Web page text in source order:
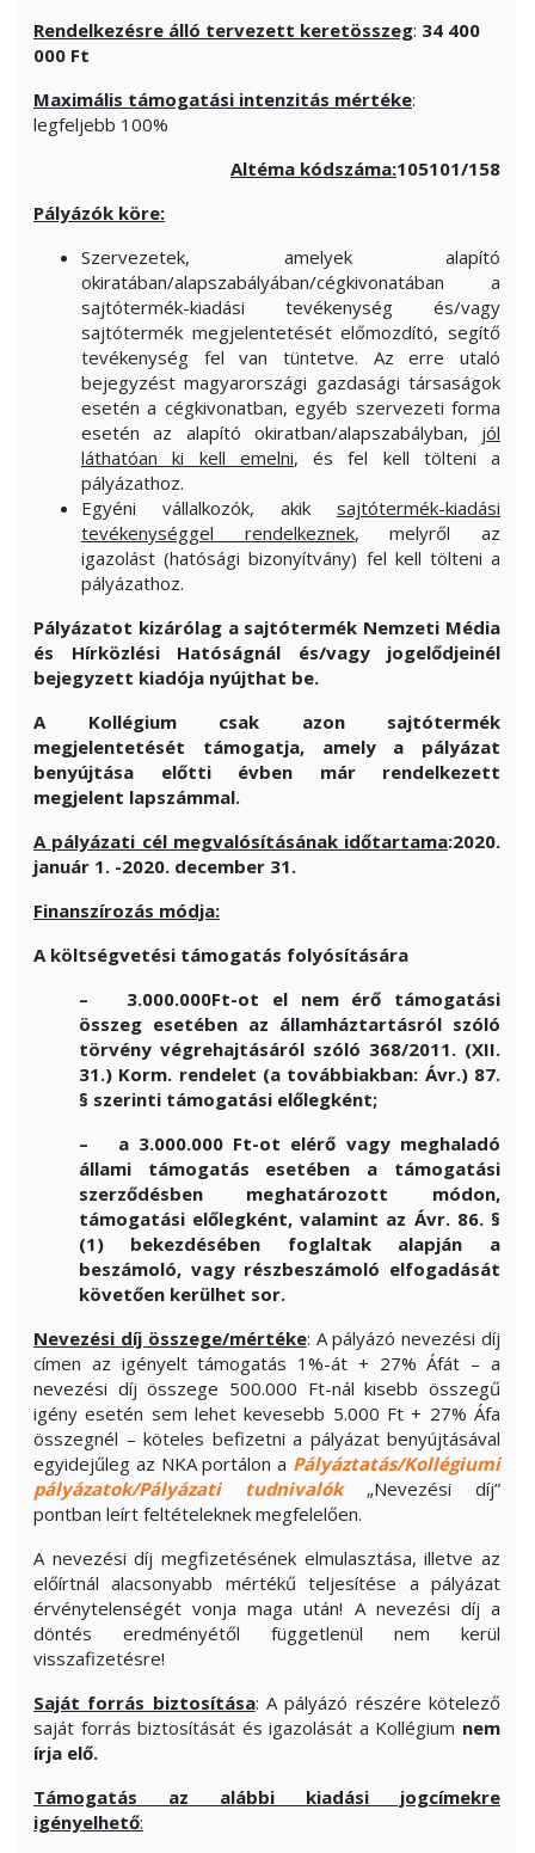
Rendelkezésre álló tervezett keretösszeg: 34 400
000 Ft
Maximális támogatási intenzitás mértéke:
legfeljebb 100%
Altéma kódszáma:105101/158
Pályázók köre:
Szervezetek, amelyek alapító
okiratában/alapszabályában/cégkivonatában a
sajtótermék-kiadási tevékenység és/vagy
sajtótermék megjelentetését előmozdító, segítő
tevékenység fel van tüntetve. Az erre utaló
bejegyzést magyarországi gazdasági társaságok
esetén a cégkivonatban, egyéb szervezeti forma
esetén az alapító okiratban/alapszabályban, jól
láthatóan ki kell emelni, és fel kell tölteni a
pályázathoz.
Egyéni vállalkozók, akik sajtótermék-kiadási
tevékenységgel rendelkeznek, melyről az
igazolást (hatósági bizonyítvány) fel kell tölteni a
pályázathoz.
Pályázatot kizárólag a sajtótermék Nemzeti Média
és Hírközlési Hatóságnál és/vagy jogelődjeinél
bejegyzett kiadója nyújthat be.
A Kollégium csak azon sajtótermék
megjelentetését támogatja, amely a pályázat
benyújtása előtti évben már rendelkezett
megjelent lapszámmal.
A pályázati cél megvalósításának időtartama:2020.
január 1. -2020. december 31.
Finanszírozás módja:
A költségvetési támogatás folyósítására
– 3.000.000Ft-ot el nem érő támogatási
összeg esetében az államháztartásról szóló
törvény végrehajtásáról szóló 368/2011. (XII.
31.) Korm. rendelet (a továbbiakban: Ávr.) 87.
§ szerinti támogatási előlegként;
– a 3.000.000 Ft-ot elérő vagy meghaladó
állami támogatás esetében a támogatási
szerződésben meghatározott módon,
támogatási előlegként, valamint az Ávr. 86. §
(1) bekezdésében foglaltak alapján a
beszámoló, vagy részbeszámoló elfogadását
követően kerülhet sor.
Nevezési díj összege/mértéke: A pályázó nevezési díj
címen az igényelt támogatás 1%-át + 27% Áfát – a
nevezési díj összege 500.000 Ft-nál kisebb összegű
igény esetén sem lehet kevesebb 5.000 Ft + 27% Áfa
összegnél – köteles befizetni a pályázat benyújtásával
egyidejűleg az NKA portálon a Pályáztatás/Kollégiumi
pályázatok/Pályázati tudnivalók„Nevezési díj”
pontban leírt feltételeknek megfelelően.
A nevezési díj megfizetésének elmulasztása, illetve az
előírtnál alacsonyabb mértékű teljesítése a pályázat
érvénytelenségét vonja maga után! A nevezési díj a
döntés eredményétől függetlenül nem kerül
visszafizetésre!
Saját forrás biztosítása: A pályázó részére kötelező
saját forrás biztosítását és igazolását a Kollégium nem
írja elő.
Támogatás az alábbi kiadási jogcímekre
igényelhető: